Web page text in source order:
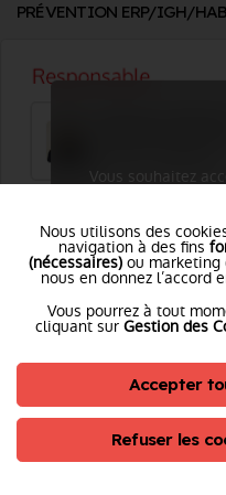
PRÉVENTION ERP/IGH/
Vous souhaitez
PLANIFICATION
Nous utilisons des
navigation à des fins
(nécessaires) ou marketing
nous en donnez l’accord
Vous pourrez à tout
cliquant sur Gestion des
Accepter
Refuser les